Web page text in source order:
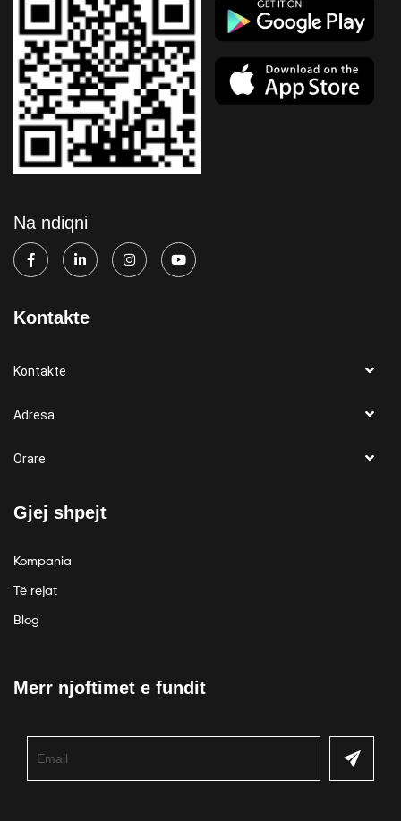
Na ndiqni
Kontakte
Kontakte
Adresa
Orare
Gjej shpejt
Kompania
Të rejat
Blog
Merr njoftimet e fundit